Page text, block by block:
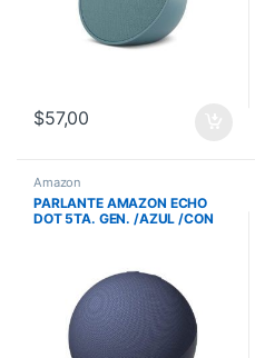
$57,00
Amazon
PARLANTE AMAZON ECHO
DOT 5TA. GEN. /AZUL /CON